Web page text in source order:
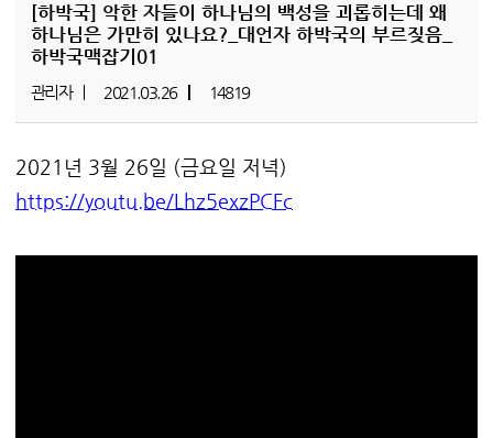
[하박국] 악한 자들이 하나님의 백성을 괴롭히는데 왜
하나님은 가만히 있나요?_대언자 하박국의 부르짖음_
하박국맥잡기01
관리자 2021.03.26 14819
2021년 3월 26일 (금요일 저녁)
https://youtu.be/Lhz5exzPCFc